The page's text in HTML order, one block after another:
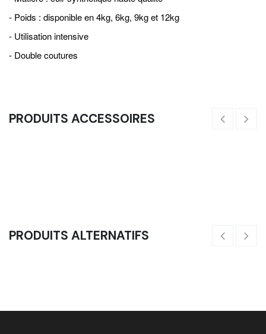
- Poids : disponible en 4kg, 6kg, 9kg et 12kg
- Utilisation intensive
- Double coutures
PRODUITS ACCESSOIRES
PRODUITS ALTERNATIFS